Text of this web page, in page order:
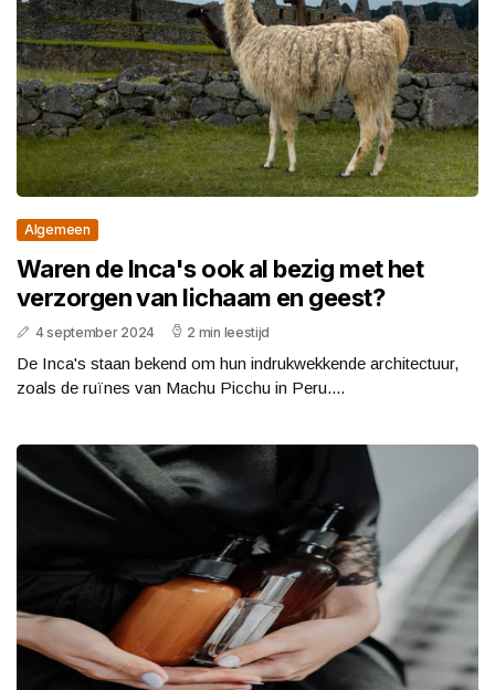
Algemeen
Waren de Inca's ook al bezig met het
verzorgen van lichaam en geest?
4 september 2024 2 min leestijd
De Inca's staan bekend om hun indrukwekkende architectuur,
zoals de ruïnes van Machu Picchu in Peru....